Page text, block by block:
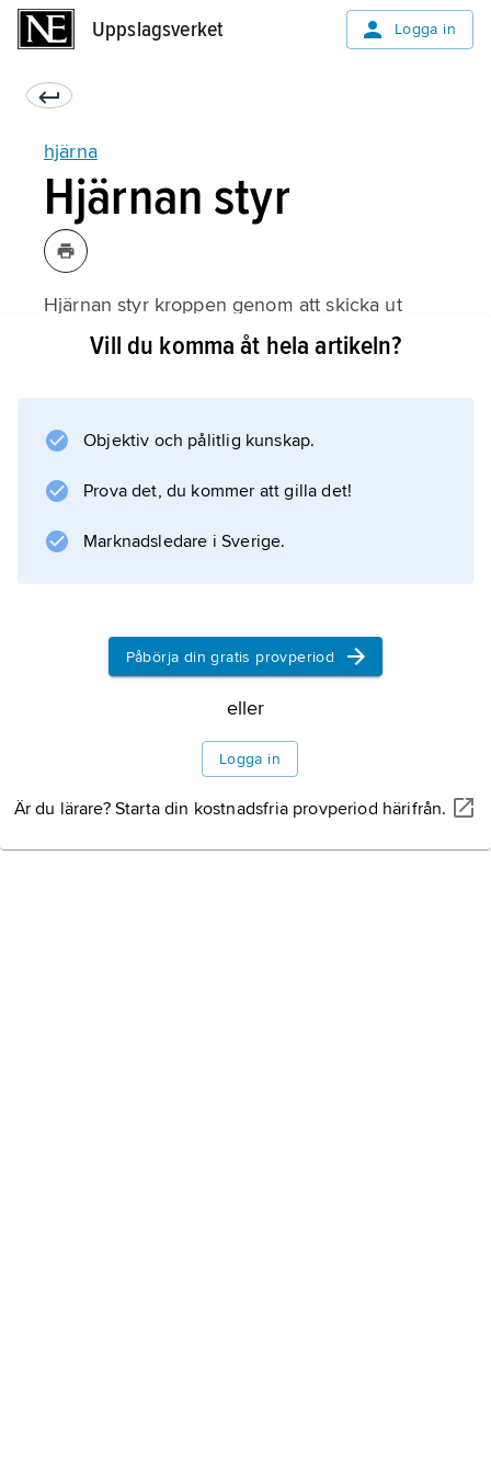
Uppslagsverket Logga in
hjärna
Hjärnan styr
Hjärnan styr kroppen genom att skicka ut
signaler genom nerverna. Signalerna påverkar
tänker på att man äter citron ökar lätt
salivproduktionen från spottkörtlarna i
Vill du komma åt hela artikeln?
Objektiv och pålitlig kunskap.
Prova det, du kommer att gilla det!
Marknadsledare i Sverige.
Påbörja din gratis provperiod
eller
Logga in
Är du lärare? Starta din kostnadsfria provperiod härifrån.